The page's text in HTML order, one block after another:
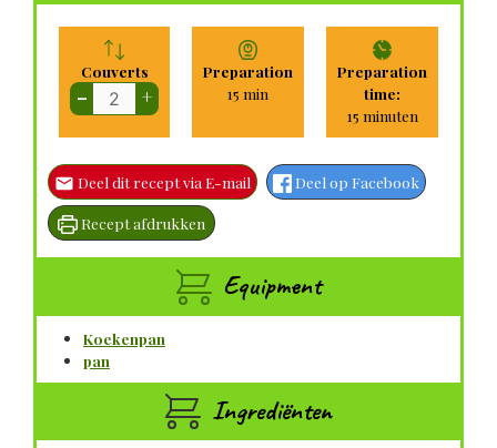
Couverts
– +
Preparation
15 minuten
min
Preparation
time:
15minuten
minuten
Deel dit recept via E-mail Deel op Facebook
Recept afdrukken
Equipment
Koekenpan
pan
Ingrediënten